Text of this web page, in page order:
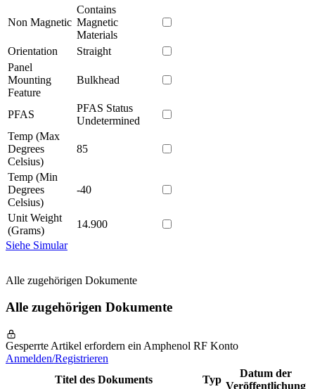
Non Magnetic
Contains
Magnetic
Materials
Orientation
Straight
Panel
Mounting
Feature
Bulkhead
PFAS
PFAS Status
Undetermined
Temp (Max
Degrees
Celsius)
85
Temp (Min
Degrees
Celsius)
-40
Unit Weight
(Grams)
14.900
Siehe Simular
Alle zugehörigen Dokumente
Alle zugehörigen Dokumente
Gesperrte Artikel erfordern ein Amphenol RF Konto
Anmelden/Registrieren
Titel des Dokuments
Typ
Datum der
Veröffentlichung